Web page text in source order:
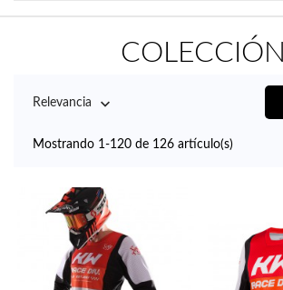
COLECCIÓN
Relevancia 
Mostrando 1-120 de 126 artículo(s)